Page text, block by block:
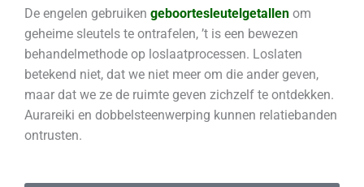
De engelen gebruiken geboortesleutelgetallen om
geheime sleutels te ontrafelen, ’t is een bewezen
behandelmethode op loslaatprocessen. Loslaten
betekend niet, dat we niet meer om die ander geven,
maar dat we ze de ruimte geven zichzelf te ontdekken.
Aurareiki en dobbelsteenwerping kunnen relatiebanden
ontrusten.